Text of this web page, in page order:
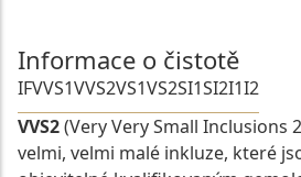
Informace o čistotě
IFVVS1VVS2VS1VS2SI1SI2I1I2
VVS2(Very Very Small Inclusions
velmi, velmi malé inkluze, které